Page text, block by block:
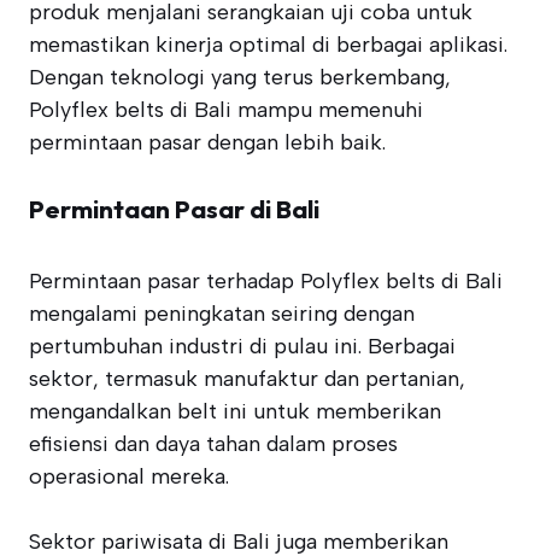
produk menjalani serangkaian uji coba untuk
memastikan kinerja optimal di berbagai aplikasi.
Dengan teknologi yang terus berkembang,
Polyflex belts di Bali mampu memenuhi
permintaan pasar dengan lebih baik.
Permintaan Pasar di Bali
Permintaan pasar terhadap Polyflex belts di Bali
mengalami peningkatan seiring dengan
pertumbuhan industri di pulau ini. Berbagai
sektor, termasuk manufaktur dan pertanian,
mengandalkan belt ini untuk memberikan
efisiensi dan daya tahan dalam proses
operasional mereka.
Sektor pariwisata di Bali juga memberikan